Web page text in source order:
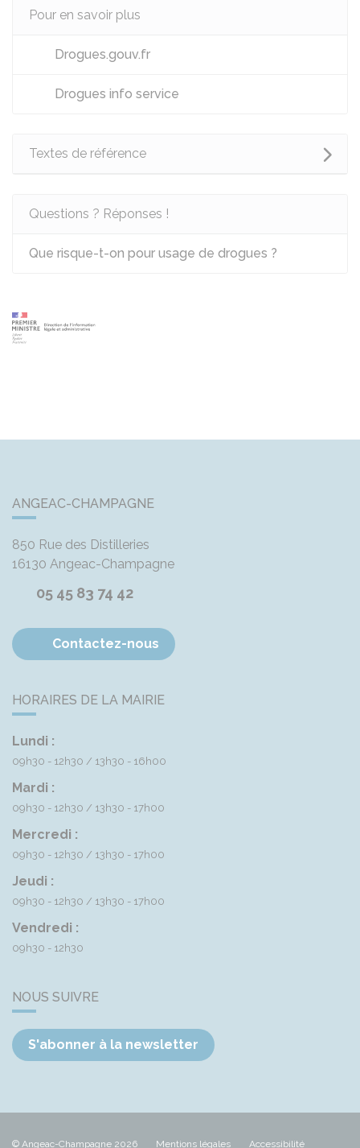
Pour en savoir plus
Drogues.gouv.fr
Drogues info service
Textes de référence
Questions ? Réponses !
Que risque-t-on pour usage de drogues ?
ANGEAC-CHAMPAGNE
850 Rue des Distilleries
16130 Angeac-Champagne
05 45 83 74 42
Contactez-nous
HORAIRES DE LA MAIRIE
Lundi :
09h30 - 12h30 13h30 - 16h00
Mardi :
09h30 - 12h30 13h30 - 17h00
Mercredi :
09h30 - 12h30 13h30 - 17h00
Jeudi :
09h30 - 12h30 13h30 - 17h00
Vendredi :
09h30 - 12h30
NOUS SUIVRE
S'abonner à la newsletter
© Angeac-Champagne 2026 Mentions légales Accessibilité